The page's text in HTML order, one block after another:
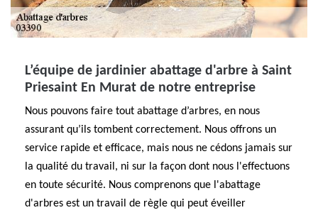
L’équipe de jardinier abattage d'arbre à Saint
Priesaint En Murat de notre entreprise
Nous pouvons faire tout abattage d’arbres, en nous
assurant qu’ils tombent correctement. Nous offrons un
service rapide et efficace, mais nous ne cédons jamais sur
la qualité du travail, ni sur la façon dont nous l'effectuons
en toute sécurité. Nous comprenons que l'abattage
d'arbres est un travail de règle qui peut éveiller